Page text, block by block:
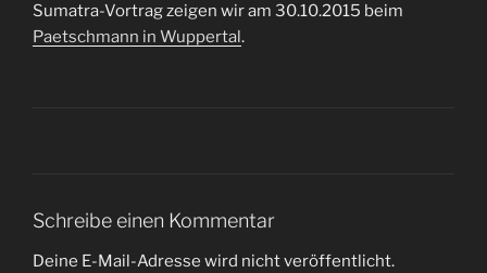
Sumatra-Vortrag zeigen wir am 30.10.2015 beim
Paetschmann in Wuppertal.
Schreibe einen Kommentar
Deine E-Mail-Adresse wird nicht veröffentlicht.